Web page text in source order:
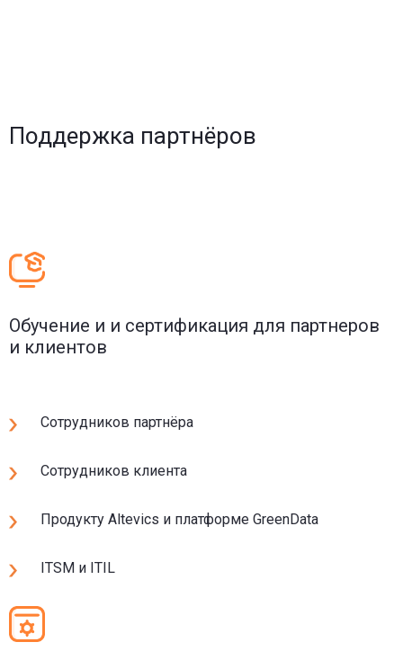
Поддержка партнёров
Обучение и и сертификация для партнеров
и клиентов
Сотрудников партнёра
Сотрудников клиента
Продукту Altevics и платформе GreenData
ITSM и ITIL